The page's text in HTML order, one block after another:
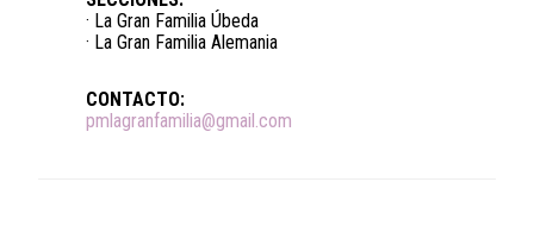
· La Gran Familia Úbeda
· La Gran Familia Alemania
CONTACTO:
pmlagranfamilia@gmail.com